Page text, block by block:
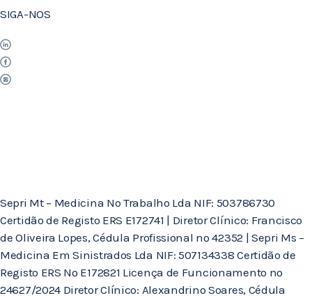
SIGA-NOS
Sepri Mt – Medicina No Trabalho Lda NIF: 503786730
Certidão de Registo ERS E172741 | Diretor Clínico: Francisco
de Oliveira Lopes, Cédula Profissional nº 42352 | Sepri Ms –
Medicina Em Sinistrados Lda NIF: 507134338 Certidão de
Registo ERS Nº E172821 Licença de Funcionamento nº
24627/2024 Diretor Clínico: Alexandrino Soares, Cédula